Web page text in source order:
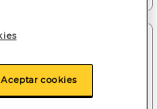
2 uds
Aceptar cookies